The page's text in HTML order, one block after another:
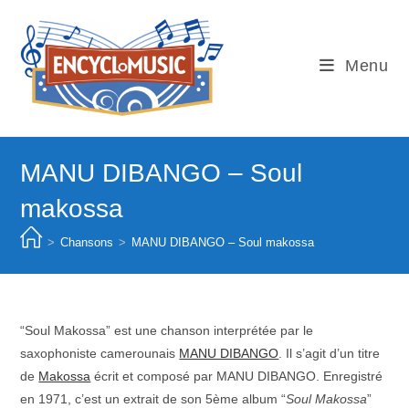
content
Menu
MANU DIBANGO – Soul
makossa
> Chansons > MANU DIBANGO – Soul makossa
“Soul Makossa” est une chanson interprétée par le
saxophoniste camerounais MANU DIBANGO . Il s’agit d’un titre
de Makossa écrit et composé par MANU DIBANGO. Enregistré
en 1971, c’est un extrait de son 5ème album “Soul Makossa”